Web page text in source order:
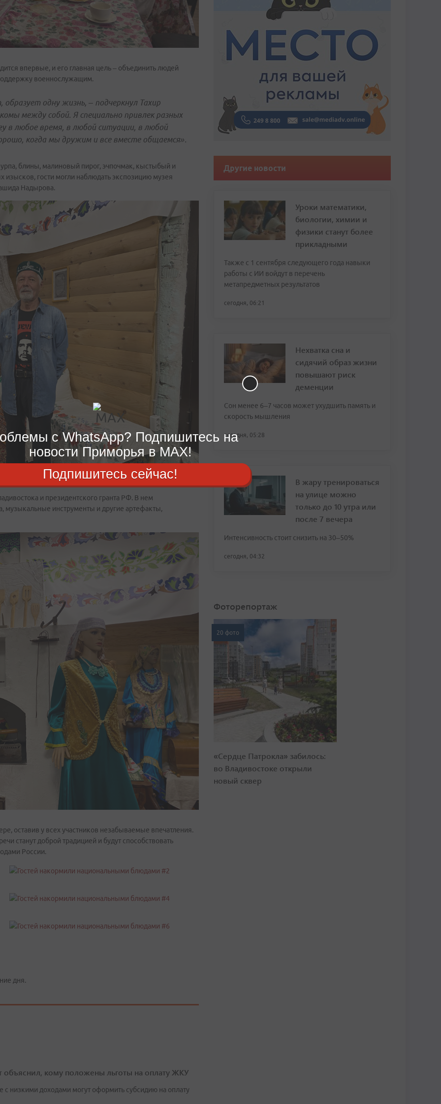
впервые, и его главная цель – объединить людей
военнослужащим.
одну жизнь, – подчеркнул Тахир
между собой. Я специально привлек разных
в любое время, в любой ситуации, в любой
когда мы дружим и все вместе общаемся».
блины, малиновый пирог, эчпочмак, кыстыбый и
гости могли наблюдать экспозицию музея
Надырова.
и президентского гранта РФ. В нем
музыкальные инструменты и другие артефакты,
оставив у всех участников незабываемые впечатления.
станут доброй традицией и будут способствовать
России.
дня.
объяснил, кому положены льготы на оплату ЖКУ
с низкими доходами могут оформить субсидию на оплату
Другие новости
Уроки математики,
биологии, химии и
физики станут более
прикладными
Также с 1 сентября следующего года навыки
работы с ИИ войдут в перечень
метапредметных результатов
сегодня, 06:21
Нехватка сна и
сидячий образ жизни
повышают риск
деменции
Сон менее 6–7 часов может ухудшить память и
скорость мышления
сегодня, 05:28
В жару тренироваться
на улице можно
только до 10 утра или
после 7 вечера
Интенсивность стоит снизить на 30–50%
сегодня, 04:32
Фоторепортаж
20 фото
«Сердце Патрокла» забилось:
во Владивостоке открыли
новый сквер
с WhatsApp? Подпишитесь на
новости Приморья в MAX!
Подпишитесь сейчас!